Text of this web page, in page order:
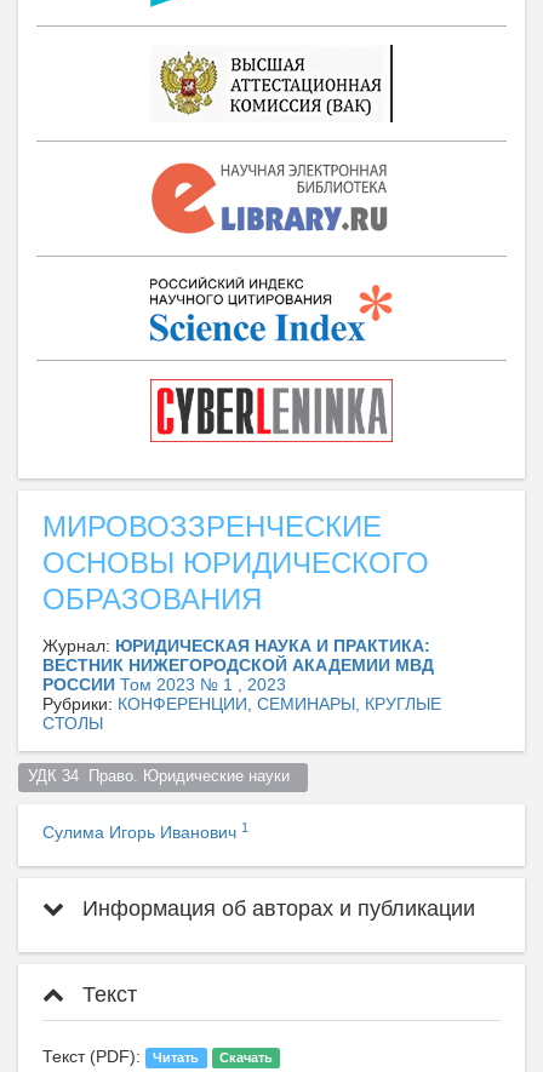
МИРОВОЗЗРЕНЧЕСКИЕ
ОСНОВЫ ЮРИДИЧЕСКОГО
ОБРАЗОВАНИЯ
Журнал: ЮРИДИЧЕСКАЯ НАУКА И ПРАКТИКА:
ВЕСТНИК НИЖЕГОРОДСКОЙ АКАДЕМИИ МВД
РОССИИ Том 2023 № 1 , 2023
Рубрики: КОНФЕРЕНЦИИ, СЕМИНАРЫ, КРУГЛЫЕ
СТОЛЫ
УДК 34  Право. Юридические науки
Сулима Игорь Иванович 1
Информация об авторах и публикации
Текст
Текст (PDF): Читать Скачать